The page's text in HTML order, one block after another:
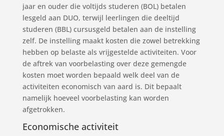
jaar en ouder die voltijds studeren (BOL) betalen
lesgeld aan DUO, terwijl leerlingen die deeltijd
studeren (BBL) cursusgeld betalen aan de instelling
zelf. De instelling maakt kosten die zowel betrekking
hebben op belaste als vrijgestelde activiteiten. Voor
de aftrek van voorbelasting over deze gemengde
kosten moet worden bepaald welk deel van de
activiteiten economisch van aard is. Dit bepaalt
namelijk hoeveel voorbelasting kan worden
afgetrokken.
Economische activiteit